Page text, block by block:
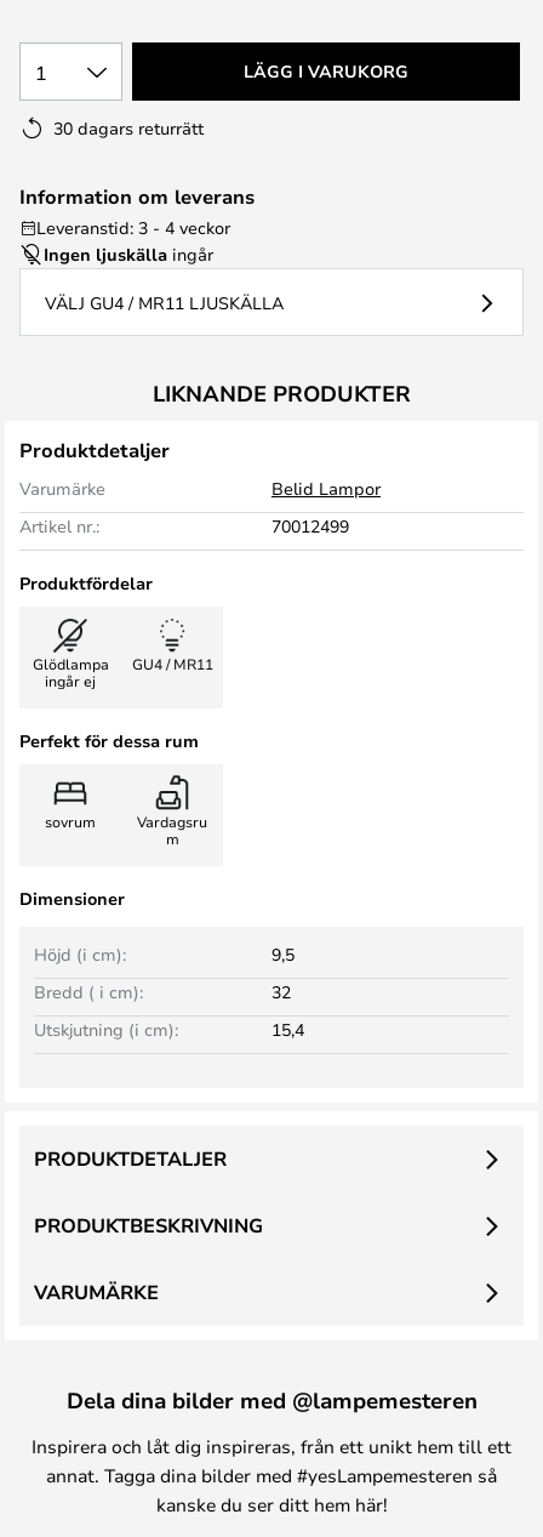
1 LÄGG I VARUKORG
30 dagars returrätt
Information om leverans
Leveranstid: 3 - 4 veckor
Ingen ljuskälla ingår
VÄLJ GU4 / MR11 LJUSKÄLLA
LIKNANDE PRODUKTER
Produktdetaljer
Varumärke
Belid Lampor
Artikel nr.:
70012499
Produktfördelar
Glödlampa
ingår ej
GU4 / MR11
Perfekt för dessa rum
sovrum
Vardagsru
m
Dimensioner
Bredd ( i cm): 32
Höjd (i cm): 9,5
Utskjutning (i cm): 15,4
PRODUKTBESKRIVNING
PRODUKTDETALJER
VARUMÄRKE
Dela dina bilder med @lampemesteren
Inspirera och låt dig inspireras, från ett unikt hem till ett
annat. Tagga dina bilder med #yesLampemesteren så
kanske du ser ditt hem här!